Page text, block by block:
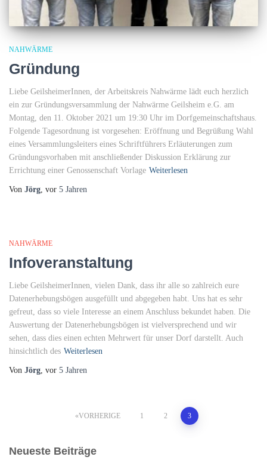
NAHWÄRME
Gründung
Liebe GeilsheimerInnen, der Arbeitskreis Nahwärme lädt euch herzlich
ein zur Gründungsversammlung der Nahwärme Geilsheim e.G. am
Montag, den 11. Oktober 2021 um 19:30 Uhr im Dorfgemeinschaftshaus.
Folgende Tagesordnung ist vorgesehen: Eröffnung und Begrüßung Wahl
eines Versammlungsleiters eines Schriftführers Erläuterungen zum
Gründungsvorhaben mit anschließender Diskussion Erklärung zur
Errichtung einer Genossenschaft Vorlage Weiterlesen
Von Jörg , vor 5 Jahren
NAHWÄRME
Infoveranstaltung
Liebe GeilsheimerInnen, vielen Dank, dass ihr alle so zahlreich eure
Datenerhebungsbögen ausgefüllt und abgegeben habt. Uns hat es sehr
gefreut, dass so viele Interesse an einem Anschluss bekundet haben. Die
Auswertung der Datenerhebungsbögen ist vielversprechend und wir
sehen, dass dies einen echten Mehrwert für unser Dorf darstellt. Auch
hinsichtlich des Weiterlesen
Von Jörg , vor 5 Jahren
Seitennummerierung
der
VORHERIGE 1 2 3
Neueste Beiträge